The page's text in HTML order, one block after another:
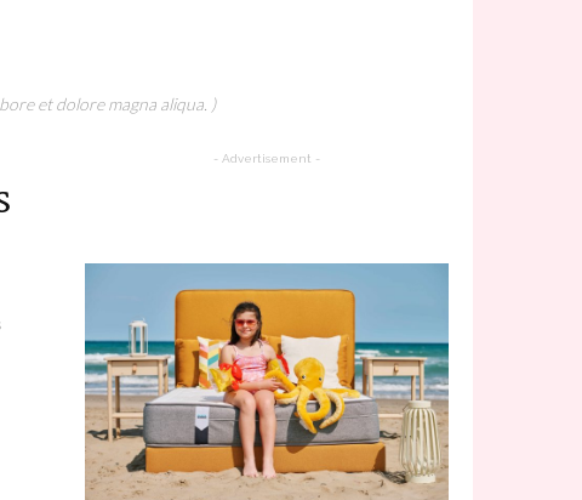
et dolore magna aliqua. )
- Advertisement -